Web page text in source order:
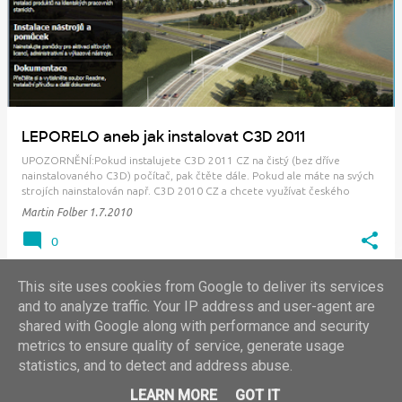
LEPORELO aneb jak instalovat C3D 2011
UPOZORNĚNÍ:Pokud instalujete C3D 2011 CZ na čistý (bez dříve
nainstalovaného C3D) počítač, pak čtěte dále. Pokud ale máte na svých
strojích nainstalován např. C3D 2010 CZ a chcete využívat českého
Country Kitu, pak s instalací prosím ještě vydržte. Je potřeba dořešit
Martin Folber 1.7.2010
0
DALŠÍ PŘÍSPĚVKY
©2024, ARKANCE CZ+SK -- info.cz(at)arkance.world -- tel. 910 970 111
This site uses cookies from Google to deliver its services
and to analyze traffic. Your IP address and user-agent are
shared with Google along with performance and security
metrics to ensure quality of service, generate usage
statistics, and to detect and address abuse.
LEARN MORE
GOT IT